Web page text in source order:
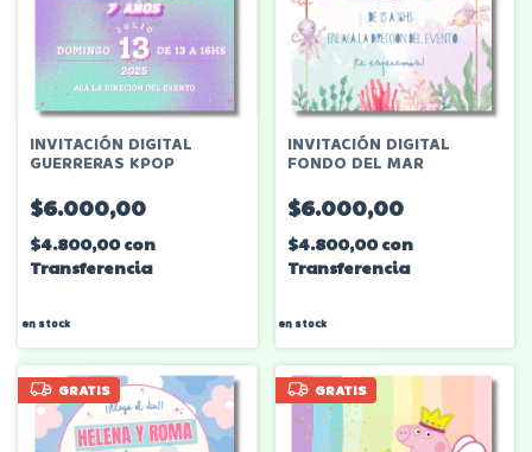
INVITACIÓN DIGITAL
GUERRERAS KPOP
$6.000,00
$4.800,00con
Transferencia
en stock
INVITACIÓN DIGITAL
FONDO DEL MAR
$6.000,00
$4.800,00con
Transferencia
en stock
GRATIS GRATIS